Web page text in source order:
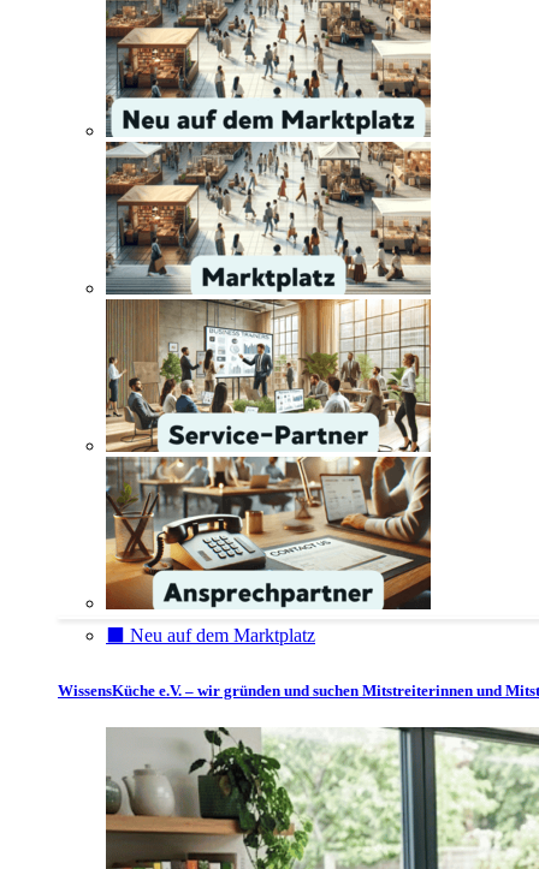
⬛️ Neu auf dem Marktplatz
WissensKüche e.V. – wir gründen und suchen Mitstreiterinnen und